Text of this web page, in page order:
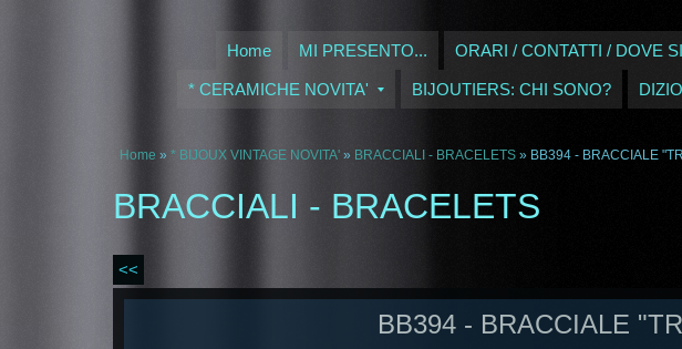
Home MI PRESENTO... ORARI / CONTATTI / DOVE
* CERAMICHE NOVITA' BIJOUTIERS: CHI SONO?
Home » * BIJOUX VINTAGE NOVITA' » BRACCIALI - BRACELETS » BB394 - BRACCIALE
BRACCIALI - BRACELETS
<<
BB394 - BRACCIALE